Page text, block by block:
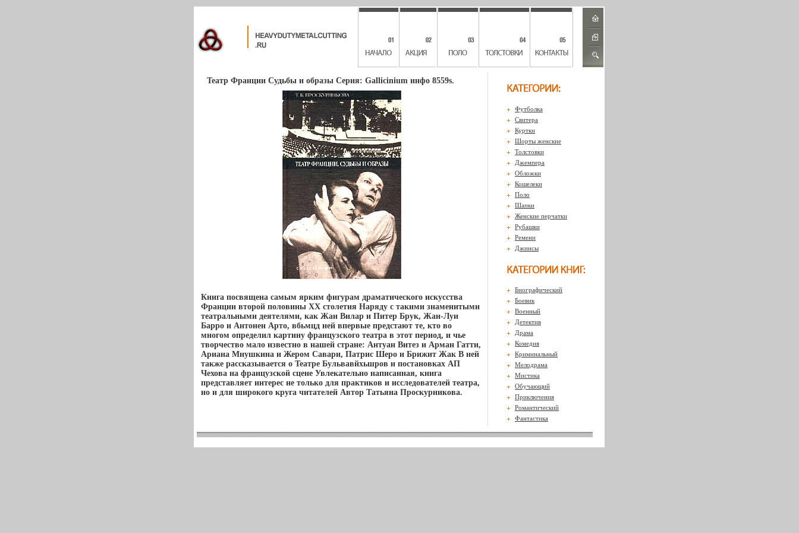
Театр Франции Судьбы и образы Серия: Gallicinium инфо 8559s.
Книга посвящена самым ярким фигурам драматического искусства
Франции второй половины XX столетия Наряду с такими знаменитыми
театральными деятелями, как Жан Вилар и Питер Брук, Жан-Луи
Барро и Антонен Арто, вбьмцд ней впервые предстают те, кто во
многом определил картину французского театра в этот период, и чье
творчество мало известно в нашей стране: Антуан Витез и Арман Гатти,
Ариана Мнушкина и Жером Савари, Патрис Шеро и Брижит Жак В ней
также рассказывается о Театре Бульвавйхьшров и постановках АП
Чехова на французской сцене Увлекательно написанная, книга
представляет интерес не только для практиков и исследователей театра,
но и для широкого круга читателей Автор Татьяна Проскурникова.
Футболка
Свитера
Куртки
Шорты женские
Толстовки
Джемпера
Обложки
Кошелеки
Поло
Шапки
Женские перчатки
Рубашки
Ремени
Джинсы
Биографический
Боевик
Военный
Детектив
Драма
Комедия
Криминальный
Мелодрама
Мистика
Обучающий
Приключения
Романтический
Фантастика